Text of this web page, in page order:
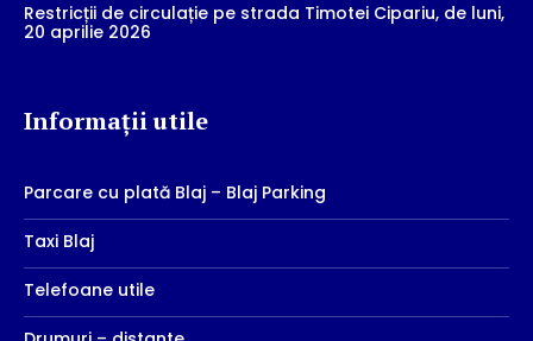
Restricții de circulație pe strada Timotei Cipariu, de luni,
20 aprilie 2026
Informații utile
Parcare cu plată Blaj – Blaj Parking
Taxi Blaj
Telefoane utile